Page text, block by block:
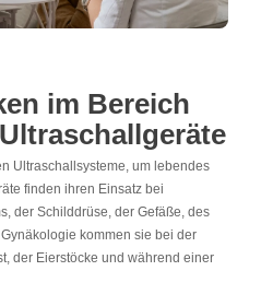
im Bereich
Ultraschallsysteme, um lebendes
finden ihren Einsatz bei
der Schilddrüse, der Gefäße, des
kommen sie bei der
der Eierstöcke und während einer